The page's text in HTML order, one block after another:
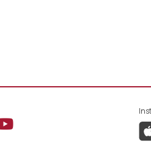
ao Facebook da
ao Instagram
Aceder ao